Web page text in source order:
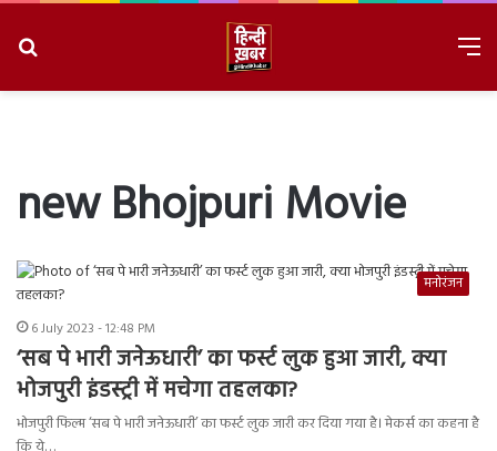
new Bhojpuri Movie
मनोरंजन
6 July 2023 - 12:48 PM
‘सब पे भारी जनेऊधारी’ का फर्स्ट लुक हुआ जारी, क्या
भोजपुरी इंडस्ट्री में मचेगा तहलका?
भोजपुरी फिल्म ‘सब पे भारी जनेऊधारी’ का फर्स्ट लुक जारी कर दिया गया है। मेकर्स का कहना है